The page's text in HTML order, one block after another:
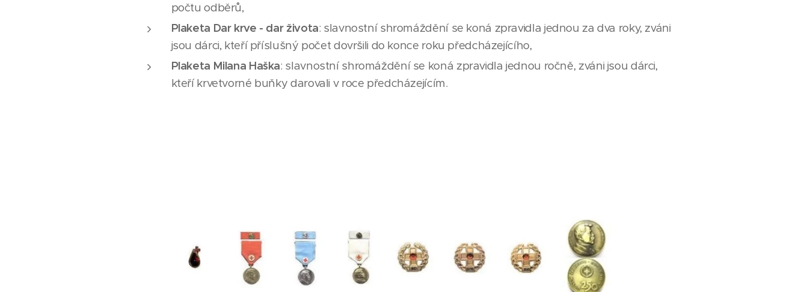
počtu odběrů,
Plaketa Dar krve - dar života: slavnostní shromáždění se koná zpravidla jednou za dva roky, zváni
jsou dárci, kteří příslušný počet dovršili do konce roku předcházejícího,
Plaketa Milana Haška: slavnostní shromáždění se koná zpravidla jednou ročně, zváni jsou dárci,
kteří krvetvorné buňky darovali v roce předcházejícím.